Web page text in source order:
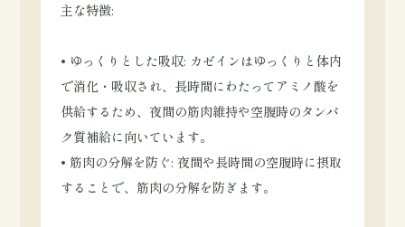
主な特徴:
• ゆっくりとした吸収: カゼインはゆっくりと体内
で消化・吸収され、長時間にわたってアミノ酸を
供給するため、夜間の筋肉維持や空腹時のタンパ
ク質補給に向いています。
• 筋肉の分解を防ぐ: 夜間や長時間の空腹時に摂取
することで、筋肉の分解を防ぎます。